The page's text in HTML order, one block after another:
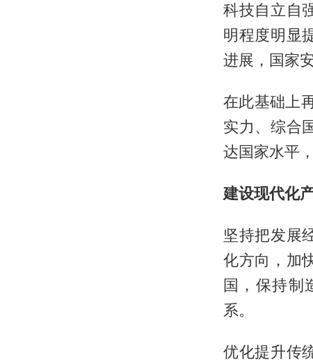
科技自立自
明程度明显
进展，国家
在此基础上
实力、综合
达国家水平
建设现代化
坚持把发展
化方向，加
国，保持制
系。
优化提升传